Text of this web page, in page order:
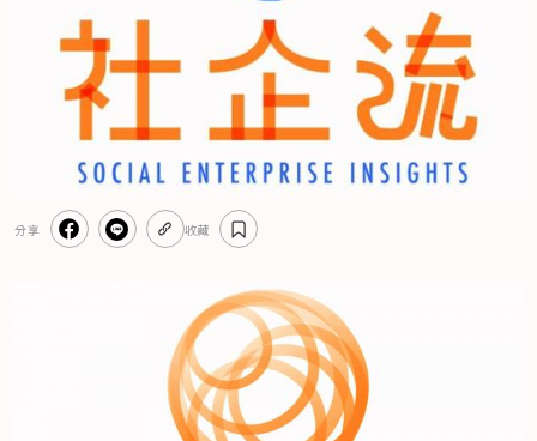
分享 收藏